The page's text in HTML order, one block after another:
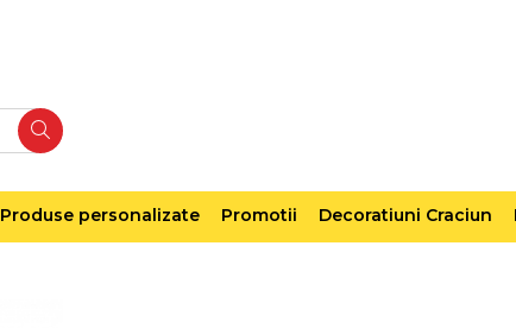
Produse personalizate Promotii Decoratiuni Craciun